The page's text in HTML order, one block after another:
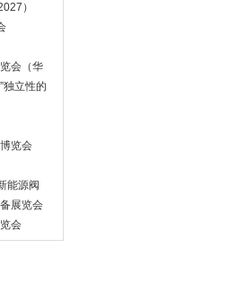
）
会（华
独立性的
览会
能源阀
展览会
会